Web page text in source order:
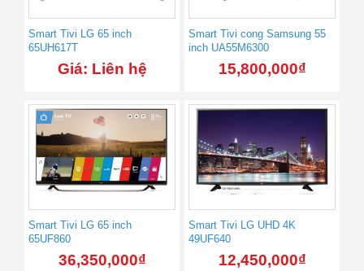
Smart Tivi LG 65 inch
65UH617T
Giá: Liên hệ
Smart Tivi cong Samsung 55
inch UA55M6300
15,800,000₫
Smart Tivi LG 65 inch
65UF860
36,350,000₫
Smart Tivi LG UHD 4K
49UF640
12,450,000₫